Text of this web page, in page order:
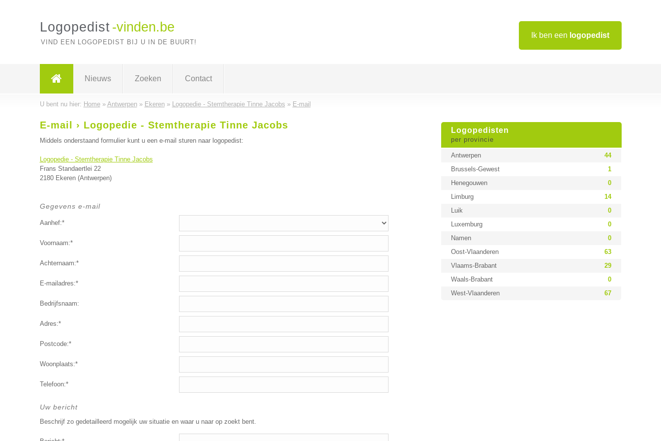
Ik ben een logopedist
Logopedist -vinden.be
VIND EEN LOGOPEDIST BIJ U IN DE BUURT!
Nieuws Zoeken Contact
U bent nu hier: Home» Antwerpen» Ekeren» Logopedie - Stemtherapie Tinne Jacobs » E-mail
Logopedisten
per provincie
Antwerpen
44
Brussels-Gewest
1
Henegouwen
0
Limburg
14
Luik
0
Luxemburg
0
Namen
0
Oost-Vlaanderen
63
Vlaams-Brabant
29
Waals-Brabant
0
West-Vlaanderen
67
E-mail › Logopedie - Stemtherapie Tinne Jacobs
Middels onderstaand formulier kunt u een e-mail sturen naar logopedist:
Logopedie - Stemtherapie Tinne Jacobs
Frans Standaertlei 22
2180 Ekeren (Antwerpen)
Gegevens e-mail
Aanhef:*
Voornaam:*
Achternaam:*
E-mailadres:*
Bedrijfsnaam:
Adres:*
Postcode:*
Woonplaats:*
Telefoon:*
Uw bericht
Beschrijf zo gedetailleerd mogelijk uw situatie en waar u naar op zoekt bent.